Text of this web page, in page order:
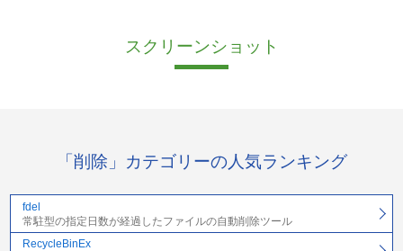
スクリーンショット
「削除」カテゴリーの人気ランキング
fdel
常駐型の指定日数が経過したファイルの自動削除ツール
RecycleBinEx